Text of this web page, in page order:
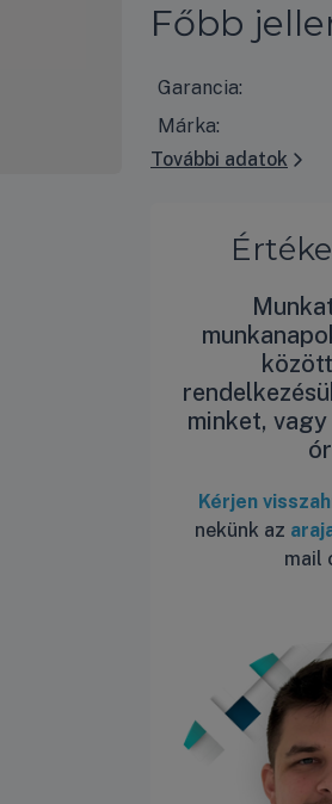
Főbb
Garancia:
Márka:
További adatok
minket,
Kérjen
nekünk az
mail